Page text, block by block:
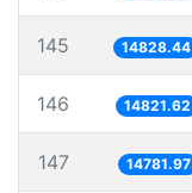
145 14828.44
146 14821.62
147 14781.97